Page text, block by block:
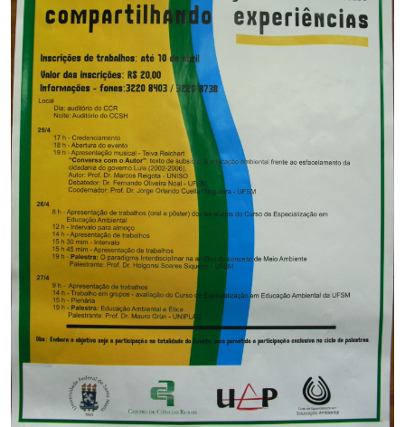
Ministério da Cidadania
Ministério da Saúde
Ministério de Minas e Energia
Ministério da Ciência, Tecnologia, Inovações e Comunicações
Ministério do Meio Ambiente
Ministério do Turismo
Ministério do Desenvolvimento Regional
Controladoria-Geral da União
Ministério da Mulher, da Família e dos Direitos Humanos